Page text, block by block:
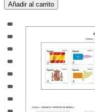
Añadir al carrito